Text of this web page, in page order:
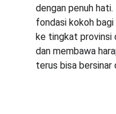
dengan penuh hati.
fondasi kokoh bagi
ke tingkat provinsi
dan membawa
terus bisa bersinar